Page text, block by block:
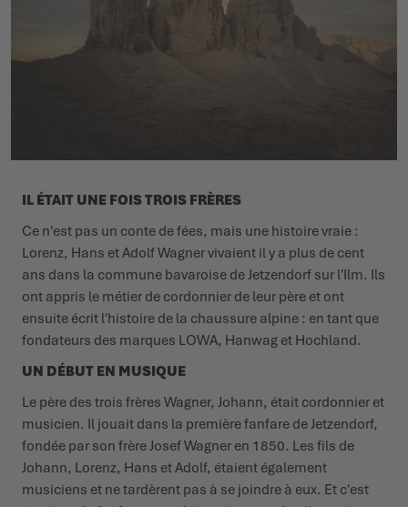
IL ÉTAIT UNE FOIS TROIS FRÈRES
Ce n'est pas un conte de fées, mais une histoire vraie :
Lorenz, Hans et Adolf Wagner vivaient il y a plus de cent
ans dans la commune bavaroise de Jetzendorf sur l'Ilm. Ils
ont appris le métier de cordonnier de leur père et ont
ensuite écrit l'histoire de la chaussure alpine : en tant que
fondateurs des marques LOWA, Hanwag et Hochland.
UN DÉBUT EN MUSIQUE
Le père des trois frères Wagner, Johann, était cordonnier et
musicien. Il jouait dans la première fanfare de Jetzendorf,
fondée par son frère Josef Wagner en 1850. Les fils de
Johann, Lorenz, Hans et Adolf, étaient également
musiciens et ne tardèrent pas à se joindre à eux. Et c'est